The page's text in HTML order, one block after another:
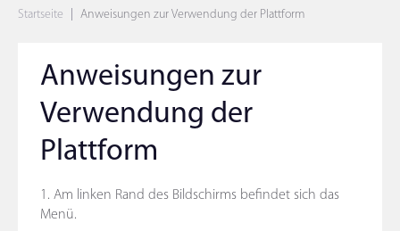
Startseite Anweisungen zur Verwendung der Plattform
Anweisungen zur
Verwendung der
Plattform
1. Am linken Rand des Bildschirms befindet sich das
Menü.